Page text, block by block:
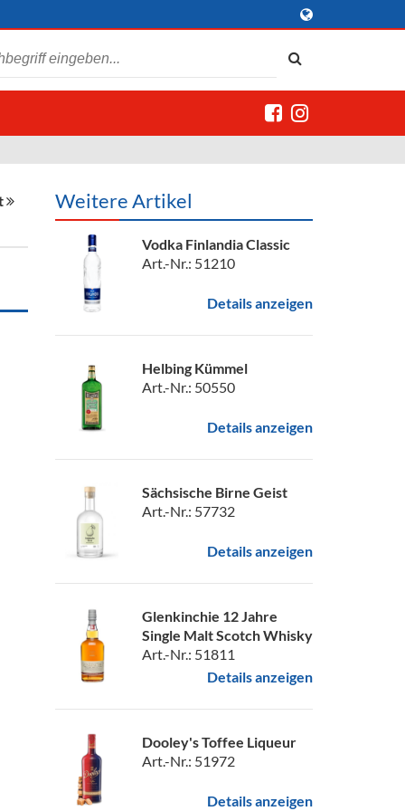
Weitere Artikel
Vodka Finlandia Classic
Art.-Nr.: 51210
Details anzeigen
Helbing Kümmel
Art.-Nr.: 50550
Details anzeigen
Sächsische Birne Geist
Art.-Nr.: 57732
Details anzeigen
Glenkinchie 12 Jahre
Single Malt Scotch Whisky
Art.-Nr.: 51811
Details anzeigen
Dooley's Toffee Liqueur
Art.-Nr.: 51972
Details anzeigen